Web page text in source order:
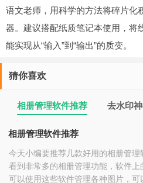
语文老师，用科学的方法将碎片化
器。建议搭配纸质笔记本使用，将
能实现从“输入”到“输出”的质变。
猜你喜欢
相册管理软件推荐 去水印
相册管理软件推荐
今天小编要推荐几款好用的相册管
看到非常多的相册管理功能，软件
可以使用这些软件管理各种图片，可